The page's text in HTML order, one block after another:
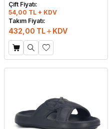
Çift Fiyatı:
54,00 TL + KDV
Takım Fiyatı:
432,00 TL KDV